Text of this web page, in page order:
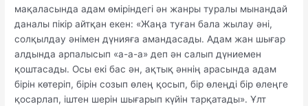
мақаласында адам өміріндегі ән жанры туралы мынандай
даналы пікір айтқан екен: «Жаңа туған бала жылау әні,
солқылдау әнімен дүнияға амандасады. Адам жан шығар
алдында арпалысып «а-а-а» деп ән салып дүниемен
қоштасады. Осы екі бас ән, ақтық әннің арасында адам
бірін көтеріп, бірін созып өлең қосып, бір өлеңді бір өлеңге
қосарлап, іштен шерін шығарып күйін тарқатады». Ұлт